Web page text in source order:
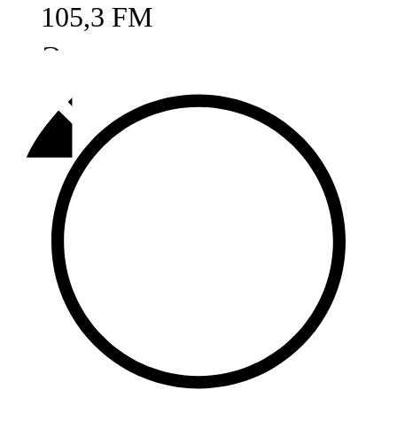
105,3 FM
Әлмәт
92,9 FM
Базарлы матак
107,1 FM
Балык бистәсе
104,9 FM
Баулы
107,5 FM
Биләр